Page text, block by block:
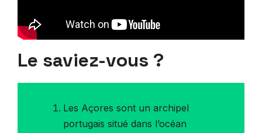
Le saviez-vous ?
Les Açores sont un archipel
portugais situé dans l’océan